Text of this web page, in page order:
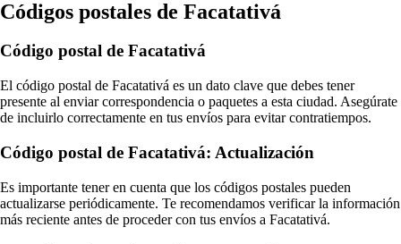
Códigos postales de Facatativá
Código postal de Facatativá
El código postal de Facatativá es un dato clave que debes tener
presente al enviar correspondencia o paquetes a esta ciudad. Asegúrate
de incluirlo correctamente en tus envíos para evitar contratiempos.
Código postal de Facatativá: Actualización
Es importante tener en cuenta que los códigos postales pueden
actualizarse periódicamente. Te recomendamos verificar la información
más reciente antes de proceder con tus envíos a Facatativá.